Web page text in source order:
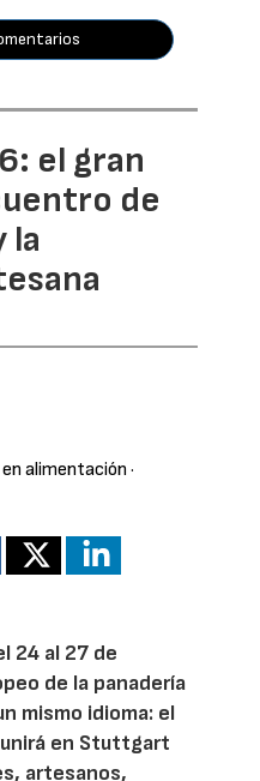
el gran
de
la
alimentación ·
24 al 27 de
de la panadería
mismo idioma: el
en Stuttgart
artesanos,